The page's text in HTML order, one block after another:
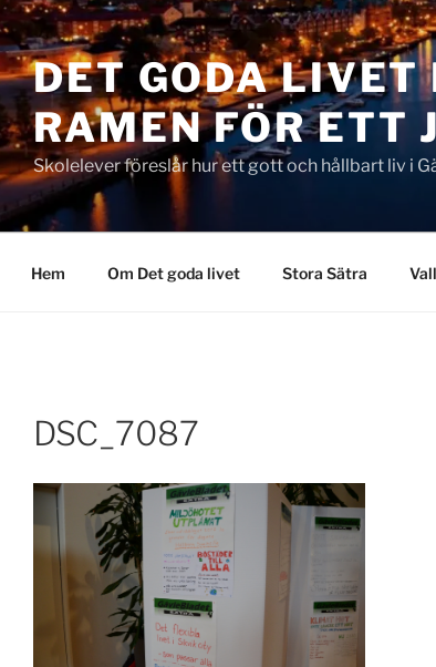
DET GODA
RAMEN FÖR ETT
Skolelever föreslår hur ett gott och hållbart liv i
Hem Om Det goda livet Stora Sätra
DSC_7087